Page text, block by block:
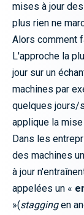
mises à jour
plus rien ne
Alors comment
L'approche la
jour sur un
machines par
quelques jours/
applique la mise
Dans les
des machines
à jour
appelées un «
»(staggingen